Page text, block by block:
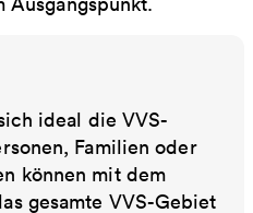
ideal die VVS-
Familien oder
können mit dem
gesamte VVS-Gebiet